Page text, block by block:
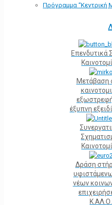
Πρόγραμμα “Κεντρική
Επενδυτικά
Μετάβαση
έξυπνη
Δράση
νέων
Κ.ΑΛ.Ο.